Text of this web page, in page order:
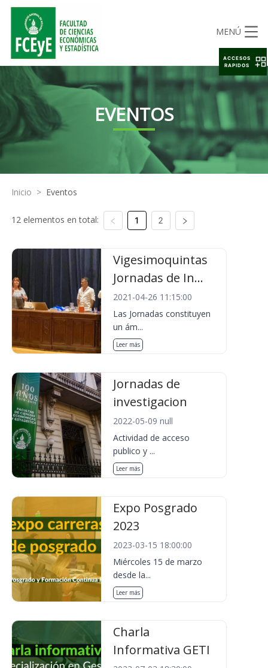
MENÚ
EVENTOS
Inicio > Eventos
12 elementos en total: 1 2
Vigesimoquintas
Jornadas de In...
2021-04-26 11:15:00
Las Jornadas constituyen
un ám...
Leer más
Jornadas de
investigacion
2022-05-09 null
Actividad de acceso
publico y ...
Leer más
Expo Posgrado
2023
2023-03-15 18:00:00
Miércoles 15 de marzo
desde la...
Leer más
Charla
Informativa GETI
ACCESOS
RAPIDOS